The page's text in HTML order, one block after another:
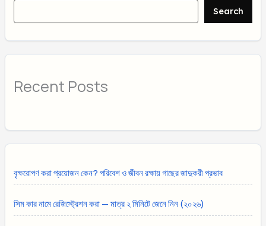
Search
Recent Posts
বৃক্ষরোপণ করা প্রয়োজন কেন? পরিবেশ ও জীবন রক্ষায় গাছের জাদুকরী প্রভাব
সিম কার নামে রেজিস্ট্রেশন করা — মাত্র ২ মিনিটে জেনে নিন (২০২৬)